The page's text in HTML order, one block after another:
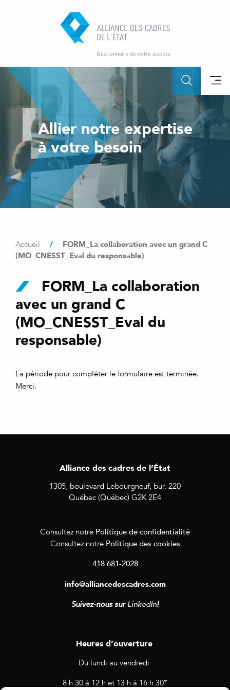
Allier notre expertise
à votre besoin
Accueil /
FORM_La collaboration avec un grand C
(MO_CNESST_Eval du responsable)
FORM_La collaboration
avec un grand C
(MO_CNESST_Eval du
responsable)
La période pour compléter le formulaire est terminée.
Merci.
Alliance des cadres de l’État
1305, boulevard Lebourgneuf, bur. 220
Québec (Québec) G2K 2E4
Consultez notre Politique de confidentialité
Consultez notre Politique des cookies
418 681-2028
info@alliancedescadres.com
Suivez-nous sur LinkedIn!
Heures d’ouverture
Du lundi au vendredi
8 h 30 à 12 h et 13 h à 16 h 30*